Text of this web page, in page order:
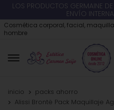
LOS PRODUCTOS GERMAINE
ENVÍO
Cosmética corporal, facial,
hombre
inicio
packs ahorro
Alissi Brontë Pack Maquillaje